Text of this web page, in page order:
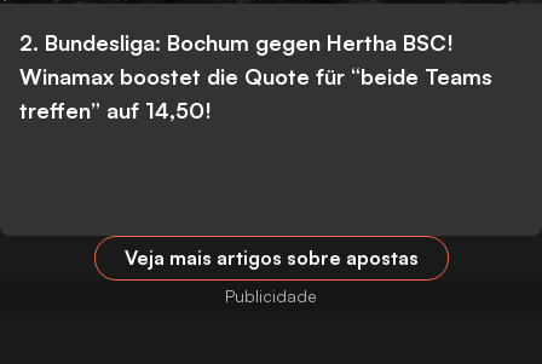
2. Bundesliga: Bochum gegen Hertha BSC!
Winamax boostet die Quote für “beide Teams
treffen” auf 14,50!
Veja mais artigos sobre apostas